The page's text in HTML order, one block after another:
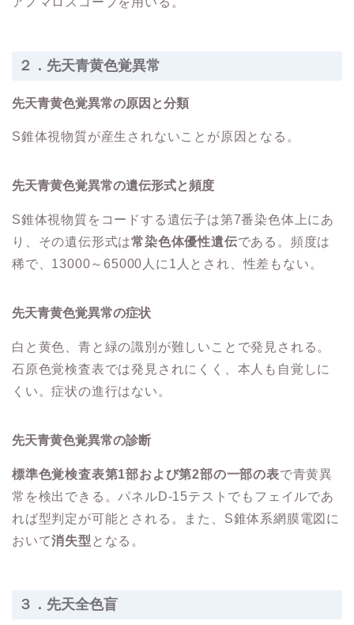
２．先天青黄色覚異常
先天青黄色覚異常の原因と分類
S錐体視物質が産生されないことが原因となる。
先天青黄色覚異常の遺伝形式と頻度
S錐体視物質をコードする遺伝子は第7番染色体上にあ
り、その遺伝形式は常染色体優性遺伝である。頻度は
稀で、13000～65000人に1人とされ、性差もない。
先天青黄色覚異常の症状
白と黄色、青と緑の識別が難しいことで発見される。
石原色覚検査表では発見されにくく、本人も自覚しに
くい。症状の進行はない。
先天青黄色覚異常の診断
標準色覚検査表第1部および第2部の一部の表で青黄異
常を検出できる。パネルD-15テストでもフェイルであ
れば型判定が可能とされる。また、S錐体系網膜電図に
おいて消失型 となる。
３．先天全色盲